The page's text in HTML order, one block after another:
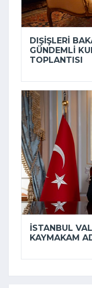
DIŞIŞLERI
GÜNDEMLI
TOPLANTISI
İSTANBUL
KAYMAKAM